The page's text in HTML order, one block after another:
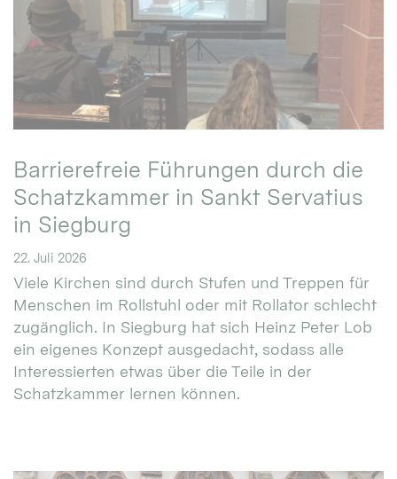
Barrierefreie Führungen durch die
Schatzkammer in Sankt Servatius
in Siegburg
22. Juli 2026
Viele Kirchen sind durch Stufen und Treppen für
Menschen im Rollstuhl oder mit Rollator schlecht
zugänglich. In Siegburg hat sich Heinz Peter Lob
ein eigenes Konzept ausgedacht, sodass alle
Interessierten etwas über die Teile in der
Schatzkammer lernen können.